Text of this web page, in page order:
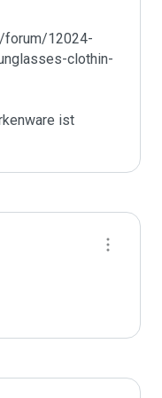
forum/12024-
clothin-
ist